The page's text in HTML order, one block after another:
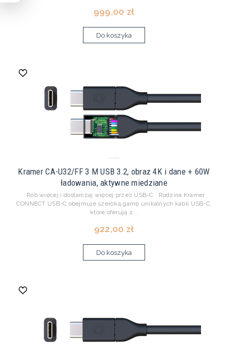
999,00 zł
Do koszyka
Kramer CA-U32/FF 3 M USB 3.2, obraz 4K i dane + 60W
ładowania, aktywne miedziane
Rób więcej i dostarczaj więcej przez USB-C Rodzina Kramer
CONNECT USB-C obejmuje szeroką gamę unikalnych kabli USB-C,
które oferują z...
922,00 zł
Do koszyka